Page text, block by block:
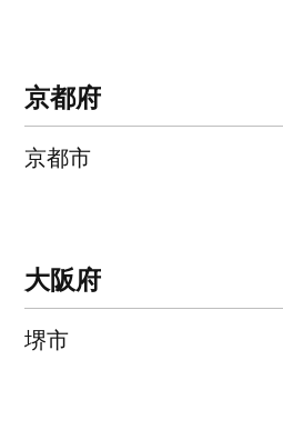
京都府
京都市
大阪府
堺市